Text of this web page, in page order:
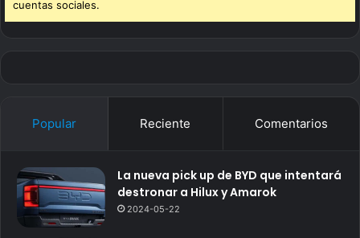
cuentas sociales.
Popular Reciente Comentarios
La nueva pick up de BYD que intentará
destronar a Hilux y Amarok
2024-05-22